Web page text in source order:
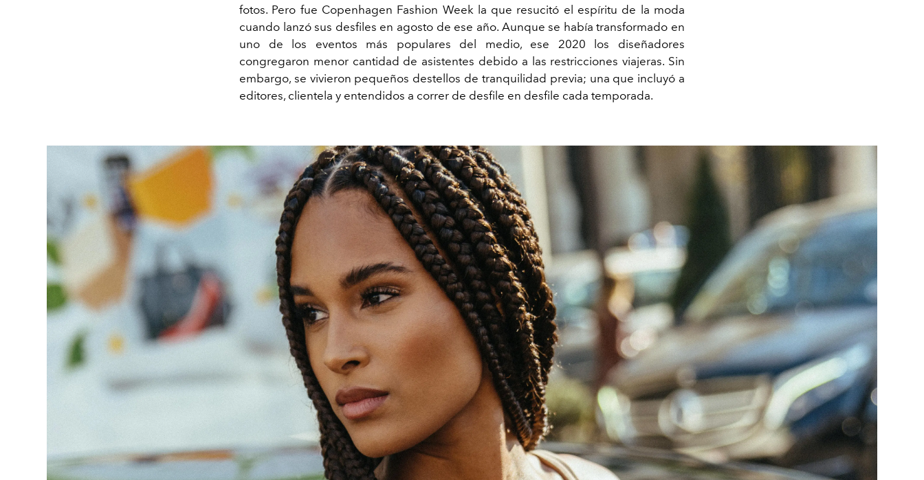
fotos. Pero fue Copenhagen Fashion Week la que resucitó el espíritu de la moda
cuando lanzó sus desfiles en agosto de ese año. Aunque se había transformado en
uno de los eventos más populares del medio, ese 2020 los diseñadores
congregaron menor cantidad de asistentes debido a las restricciones viajeras. Sin
embargo, se vivieron pequeños destellos de tranquilidad previa; una que incluyó a
editores, clientela y entendidos a correr de desfile en desfile cada temporada.